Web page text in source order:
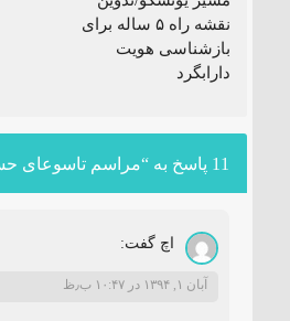
نقشه راه ۵ ساله برای
بازشناسی هویت
دارابگرد
11 پاسخ به “مراسم تاسوعای حسینی در داراب”
اچ گفت:
آبان ۱, ۱۳۹۴ در ۱۰:۴۷ ب٫ظ